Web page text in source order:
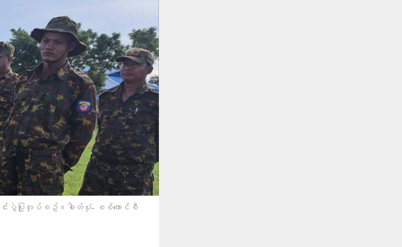
င်းပွဲပြုလုပ်စဥ်။ဓါတ်ပုံ- စစ်​ကောင်စီ